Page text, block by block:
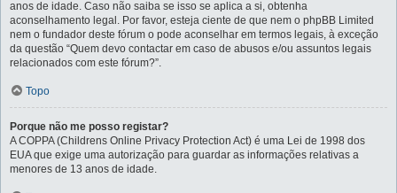
anos de idade. Caso não saiba se isso se aplica a si, obtenha
aconselhamento legal. Por favor, esteja ciente de que nem o phpBB Limited
nem o fundador deste fórum o pode aconselhar em termos legais, à exceção
da questão “Quem devo contactar em caso de abusos e/ou assuntos legais
relacionados com este fórum?”.
Topo
Porque não me posso registar?
A COPPA (Childrens Online Privacy Protection Act) é uma Lei de 1998 dos
EUA que exige uma autorização para guardar as informações relativas a
menores de 13 anos de idade.